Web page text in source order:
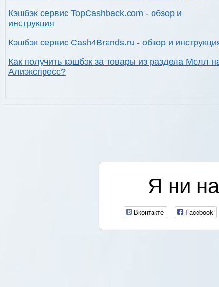
Кэшбэк сервис TopCashback.com - обзор и
инструкция
Кэшбэк сервис Cash4Brands.ru - обзор и
Как получить кэшбэк за товары из раздела Молл
Алиэкспресс?
Я ни
Вконтакте Facebook